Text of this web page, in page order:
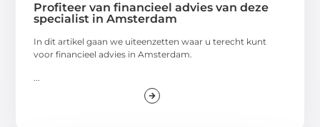
Profiteer van financieel advies van deze
specialist in Amsterdam
In dit artikel gaan we uiteenzetten waar u terecht kunt
voor financieel advies in Amsterdam.